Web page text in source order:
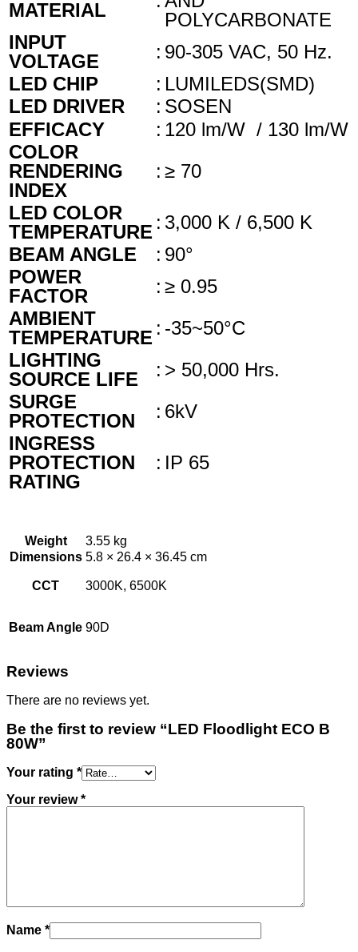
MATERIAL
POLYCARBONATE
INPUT
VOLTAGE
: 90-305 VAC, 50 Hz.
LED CHIP
: LUMILEDS(SMD)
LED DRIVER
: SOSEN
EFFICACY
: 120 lm/W / 130 lm/W
COLOR
RENDERING
INDEX
: ≥ 70
LED COLOR
TEMPERATURE : 3,000 K / 6,500 K
BEAM ANGLE
: 90°
POWER
FACTOR
: ≥ 0.95
AMBIENT
TEMPERATURE : -35~50°C
LIGHTING
SOURCE LIFE
: > 50,000 Hrs.
SURGE
PROTECTION
: 6kV
INGRESS
PROTECTION
RATING
: IP 65
Weight
3.55 kg
Dimensions 5.8 × 26.4 × 36.45 cm
CCT 3000K, 6500K
Beam Angle 90D
Reviews
There are no reviews yet.
Be the first to review “LED Floodlight ECO B
80W”
Your rating *
Your review*
Name *